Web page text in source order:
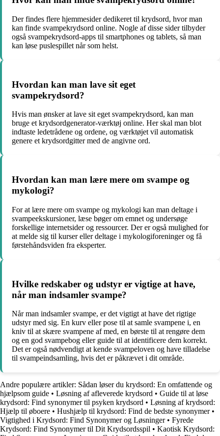
Der findes flere hjemmesider dedikeret til krydsord, hvor man
kan finde svampekrydsord online. Nogle af disse sider tilbyder
også svampekrydsord-apps til smartphones og tablets, så man
kan løse puslespillet når som helst.
Hvordan kan man lave sit eget
svampekrydsord?
Hvis man ønsker at lave sit eget svampekrydsord, kan man
bruge et krydsordgenerator-værktøj online. Her skal man blot
indtaste ledetrådene og ordene, og værktøjet vil automatisk
genere et krydsordgitter med de angivne ord.
Hvordan kan man lære mere om svampe og
mykologi?
For at lære mere om svampe og mykologi kan man deltage i
svampeekskursioner, læse bøger om emnet og undersøge
forskellige internetsider og ressourcer. Der er også mulighed for
at melde sig til kurser eller deltage i mykologiforeninger og få
førstehåndsviden fra eksperter.
Hvilke redskaber og udstyr er vigtige at have,
når man indsamler svampe?
Når man indsamler svampe, er det vigtigt at have det rigtige
udstyr med sig. En kurv eller pose til at samle svampene i, en
kniv til at skære svampene af med, en børste til at rengøre dem
og en god svampebog eller guide til at identificere dem korrekt.
Det er også nødvendigt at kende svampeloven og have tilladelse
til svampeindsamling, hvis det er påkrævet i dit område.
Andre populære artikler: Sådan løser du krydsord: En omfattende og
hjælpsom guide • Løsning af afleverede krydsord • Guide til at løse
krydsord: Find synonymer til psyken krydsord • Løsning af krydsord:
Hjælp til øboere • Hushjælp til krydsord: Find de bedste synonymer•
Vigtighed i Krydsord: Find Synonymer og Løsninger• Fyrede
Krydsord: Find Synonymer til Dit Krydsordsspil • Kaotisk Krydsord: